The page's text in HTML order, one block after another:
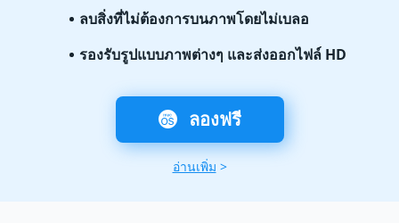
ลบสิ่งที่ไม่ต้องการบนภาพโดยไม่เบลอ
รองรับรูปแบบภาพต่างๆ และส่งออกไฟล์ HD
ลองฟรี
อ่านเพิ่ม >